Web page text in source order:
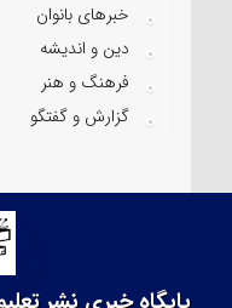
خبرهای بانوان
دین و اندیشه
فرهنگ و هنر
گزارش و گفتگو